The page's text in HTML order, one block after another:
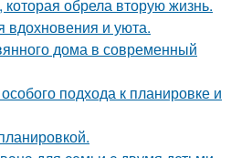
обрела вторую жизнь.
вдохновения и уюта.
дома в современный
подхода к планировке и